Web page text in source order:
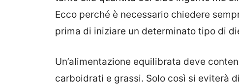
Ecco perché è necessario chiedere
prima di iniziare un determinato tipo di
Un’alimentazione equilibrata deve
carboidrati e grassi. Solo così si eviterà